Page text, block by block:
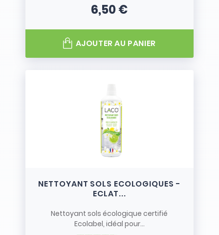
Prix
6,50 €
AJOUTER AU PANIER
NETTOYANT SOLS ECOLOGIQUES -
ECLAT...
Nettoyant sols écologique certifié
Ecolabel, idéal pour...